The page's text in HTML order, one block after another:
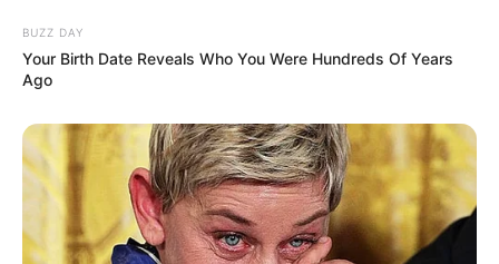
BUZZ DAY
Your Birth Date Reveals Who You Were Hundreds Of Years
Ago